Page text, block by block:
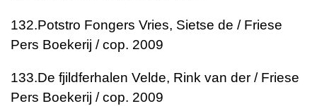
132.Potstro Fongers Vries, Sietse de / Friese
Pers Boekerij / cop. 2009
133.De fjildferhalen Velde, Rink van der / Friese
Pers Boekerij / cop. 2009